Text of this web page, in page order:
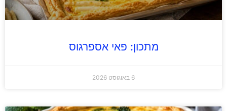
מתכון: פאי אספרגוס
6 באוגוסט 2026